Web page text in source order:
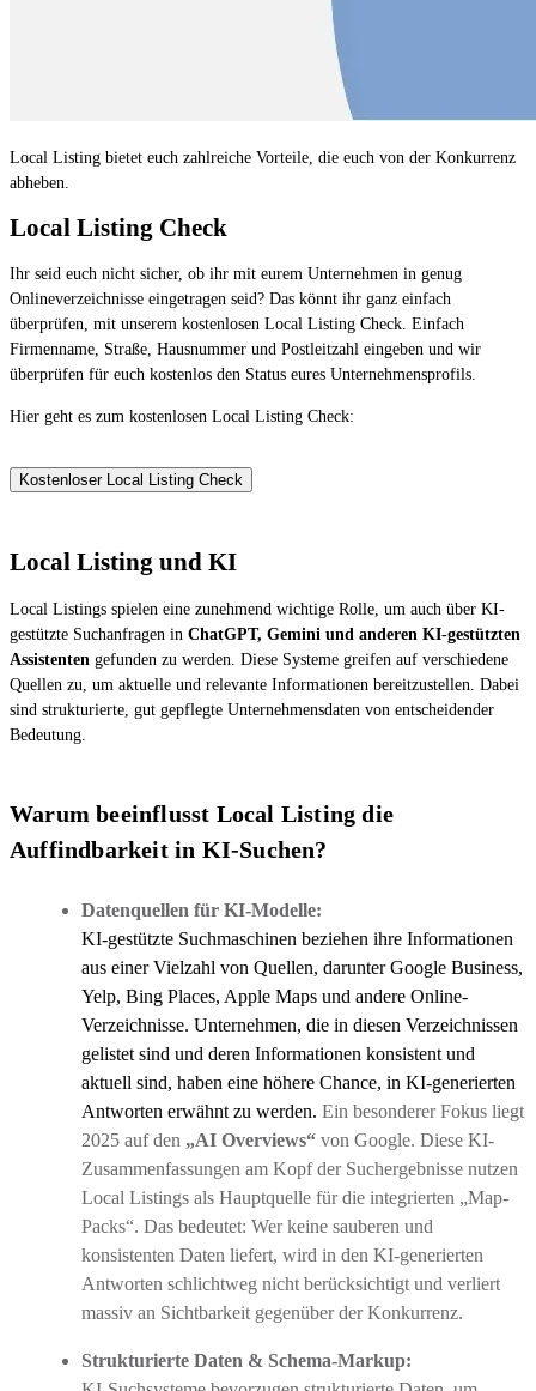
Local Listing bietet euch zahlreiche Vorteile, die euch von der Konkurrenz
abheben.
Local Listing Check
Ihr seid euch nicht sicher, ob ihr mit eurem Unternehmen in genug
Onlineverzeichnisse eingetragen seid? Das könnt ihr ganz einfach
überprüfen, mit unserem kostenlosen Local Listing Check. Einfach
Firmenname, Straße, Hausnummer und Postleitzahl eingeben und wir
überprüfen für euch kostenlos den Status eures Unternehmensprofils.
Hier geht es zum kostenlosen Local Listing Check:
Kostenloser Local Listing Check
Local Listing und KI
Local Listings spielen eine zunehmend wichtige Rolle, um auch über KI-
gestützte Suchanfragen in ChatGPT, Gemini und anderen KI-gestützten
Assistenten gefunden zu werden. Diese Systeme greifen auf verschiedene
Quellen zu, um aktuelle und relevante Informationen bereitzustellen. Dabei
sind strukturierte, gut gepflegte Unternehmensdaten von entscheidender
Bedeutung.
Warum beeinflusst Local Listing die
Auffindbarkeit in KI-Suchen?
Datenquellen für KI-Modelle:
KI-gestützte Suchmaschinen beziehen ihre Informationen
aus einer Vielzahl von Quellen, darunter Google Business,
Yelp, Bing Places, Apple Maps und andere Online-
Verzeichnisse. Unternehmen, die in diesen Verzeichnissen
gelistet sind und deren Informationen konsistent und
aktuell sind, haben eine höhere Chance, in KI-generierten
Antworten erwähnt zu werden. Ein besonderer Fokus liegt
2025 auf den „AI Overviews“ von Google. Diese KI-
Zusammenfassungen am Kopf der Suchergebnisse nutzen
Local Listings als Hauptquelle für die integrierten „Map-
Packs“. Das bedeutet: Wer keine sauberen und
konsistenten Daten liefert, wird in den KI-generierten
Antworten schlichtweg nicht berücksichtigt und verliert
massiv an Sichtbarkeit gegenüber der Konkurrenz.
Strukturierte Daten & Schema-Markup: